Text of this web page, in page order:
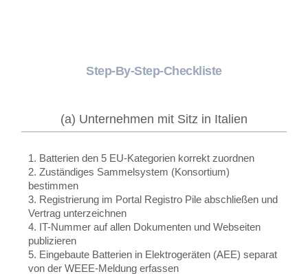
Step-By-Step-Checkliste
(a) Unternehmen mit Sitz in Italien
1. Batterien den 5 EU-Kategorien korrekt zuordnen
2. Zuständiges Sammelsystem (Konsortium)
bestimmen
3. Registrierung im Portal Registro Pile abschließen und
Vertrag unterzeichnen
4. IT-Nummer auf allen Dokumenten und Webseiten
publizieren
5. Eingebaute Batterien in Elektrogeräten (AEE) separat
von der WEEE-Meldung erfassen